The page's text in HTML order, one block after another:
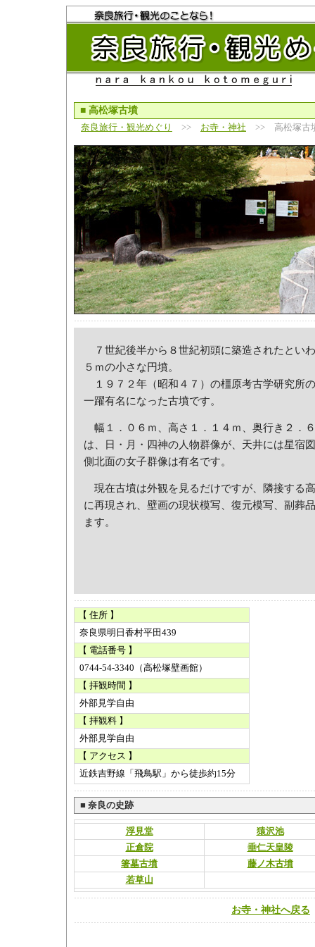
■ 高松塚古墳
奈良旅行・観光めぐり
>> お寺・神社 >> 高松塚古
７世紀後半から８世紀初頭に築造されたとい
５ｍの小さな円墳。
１９７２年（昭和４７）の橿原考古学研究所
一躍有名になった古墳です。
幅１．０６ｍ、高さ１．１４ｍ、奥行き２．
は、日・月・四神の人物群像が、天井には星宿
側北面の女子群像は有名です。
現在古墳は外観を見るだけですが、隣接する
に再現され、壁画の現状模写、復元模写、副葬
ます。
【 住所 】
奈良県明日香村平田439
【 電話番号 】
0744-54-3340（高松塚壁画館）
【 拝観時間 】
外部見学自由
【 拝観料 】
外部見学自由
【 アクセス 】
近鉄吉野線「飛鳥駅」から徒歩約15分
■ 奈良の史跡
浮見堂
猿沢池
正倉院
垂仁天皇陵
箸墓古墳
藤ノ木古墳
若草山
お寺・神社へ戻る